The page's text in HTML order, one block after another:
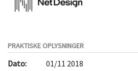
PRAKTISKE OPLYSNINGER
Dato:
01/11 2018